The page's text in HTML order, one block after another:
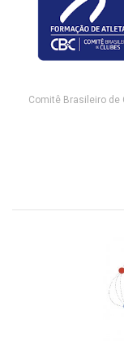
Comitê Brasileiro de